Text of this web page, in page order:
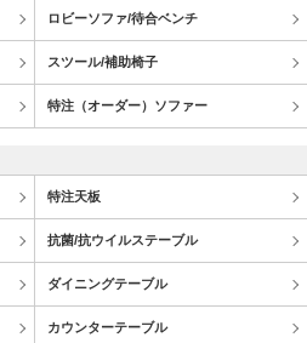
ロビーソファ/待合ベンチ
スツール/補助椅子
特注（オーダー）ソファー
特注天板
抗菌/抗ウイルステーブル
ダイニングテーブル
カウンターテーブル